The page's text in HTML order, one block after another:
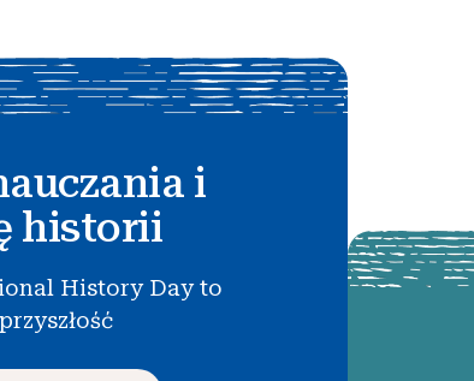
i
historii
History Day to